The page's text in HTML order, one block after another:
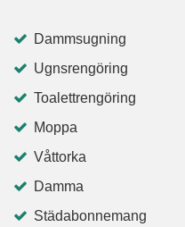
Dammsugning
Ugnsrengöring
Toalettrengöring
Moppa
Våttorka
Damma
Städabonnemang